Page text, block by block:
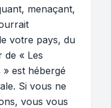
menaçant,
votre pays, du
de « Les
est hébergé
Si vous ne
vous vous